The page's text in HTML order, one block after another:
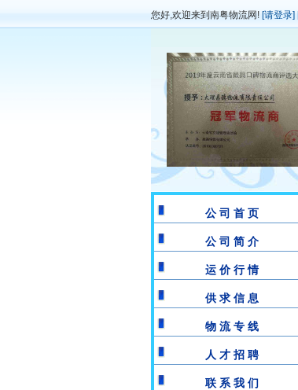
您好,欢迎来到南粤物流网! [请登录]
公 司 首 页
公 司 简 介
运 价 行 情
供 求 信 息
物 流 专 线
人 才 招 聘
联 系 我 们